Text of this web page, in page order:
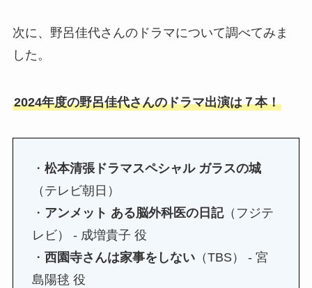
次に、野呂佳代さんのドラマについて調べてみま
した。
2024年度の野呂佳代さんのドラマ出演は７本！
・ 松本清張ドラマスペシャル ガラスの城
（テレビ朝日）
・ アンメット ある脳外科医の日記（フジテ
レビ） - 成増貴子 役
・ 西園寺さんは家事をしない（TBS） - 宮
島陽毬 役